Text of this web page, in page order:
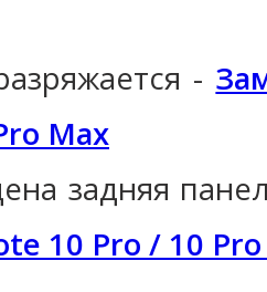
-
Max
задняя
10 Pro / 10